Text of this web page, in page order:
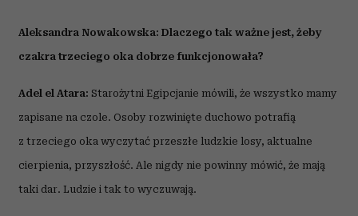
Aleksandra Nowakowska: Dlaczego tak ważne jest, żeby
czakra trzeciego oka dobrze funkcjonowała?
Adel el Atara: Starożytni Egipcjanie mówili, że wszystko mamy
zapisane na czole. Osoby rozwinięte duchowo potrafią
z trzeciego oka wyczytać przeszłe ludzkie losy, aktualne
cierpienia, przyszłość. Ale nigdy nie powinny mówić, że mają
taki dar. Ludzie i tak to wyczuwają.